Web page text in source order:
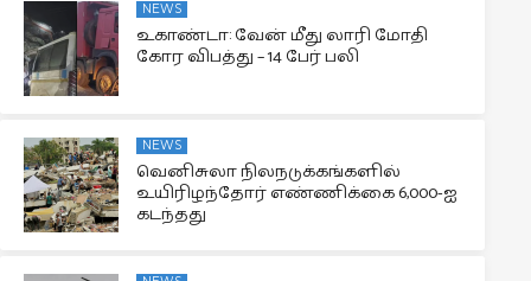
NEWS
உகாண்டா: வேன் மீது லாரி மோதி
கோர விபத்து – 14 பேர் பலி
NEWS
வெனிசுலா நிலநடுக்கங்களில்
உயிரிழந்தோர் எண்ணிக்கை 6,000-ஐ
கடந்தது